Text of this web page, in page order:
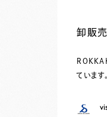
卸販売
ています。